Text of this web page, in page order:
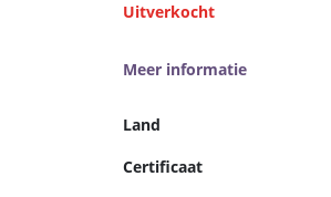
Uitverkocht
Meer informatie
Land
Certificaat